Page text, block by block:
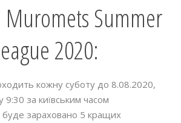
Summer
2020:
кожну суботу до 8.08.2020,
9:30 за київським часом
буде зараховано 5 кращих